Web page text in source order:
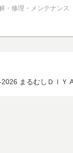
・修理・メンテナンス
まるむしＤＩＹ